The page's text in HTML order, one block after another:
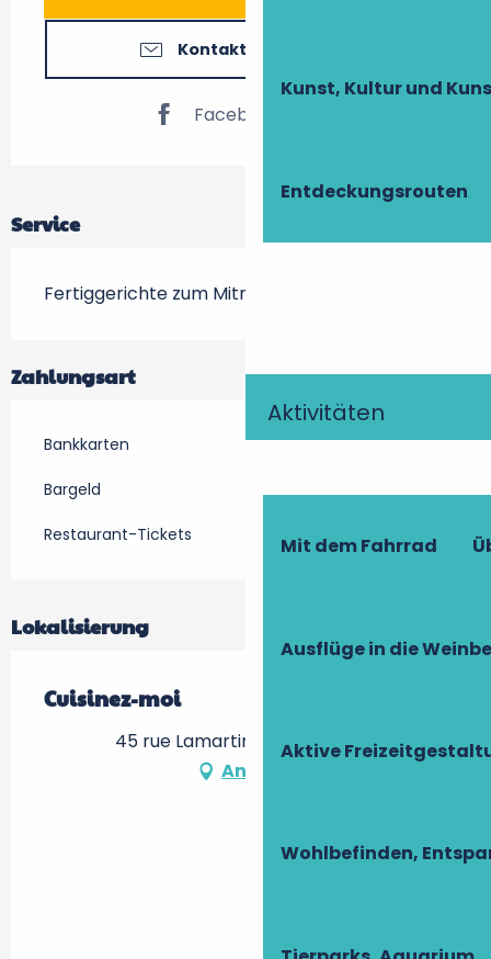
Kunst, Kultur und
Entdeckungsrouten
Aktivitäten
Mit dem Fahrrad
Ausflüge in die
Aktive
Wohlbefinden,
Kontaktieren Sie uns
Facebook Seite
Service
Fertiggerichte zum Mitnehmen
Zahlungsart
Bankkarten
Bargeld
Restaurant-Tickets
Lokalisierung
Cuisinez-moi
45 rue Lamartine, 37000 Tours
Anfahrt